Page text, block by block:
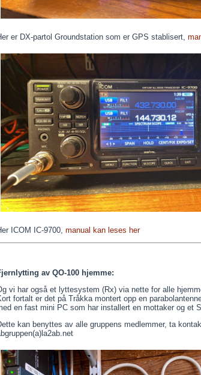
er DX-partol Groundstation som er GPS stablisert,
ICOM IC-9700, manual kan leses her
av QO-100 hjemme:
vi har også et lyttesystem (Rx) via nette for alle
fortalt er det på Tråkka montert opp en
en fast mini PC som har installert en mottaker og et
kan benyttes av alle gruppens medlemmer, ta